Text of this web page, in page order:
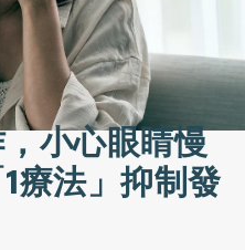
小心眼睛慢
療法」抑制發